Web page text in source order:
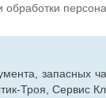
обработки
запасных
Троя, Сервис